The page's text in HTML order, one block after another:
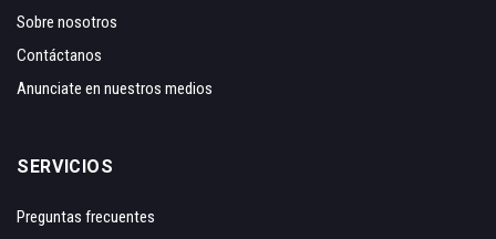
Sobre nosotros
Contáctanos
Anunciate en nuestros medios
SERVICIOS
Preguntas frecuentes